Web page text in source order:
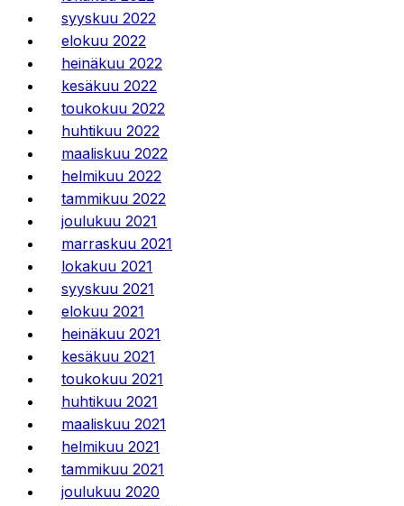
syyskuu 2022
elokuu 2022
heinäkuu 2022
kesäkuu 2022
toukokuu 2022
huhtikuu 2022
maaliskuu 2022
helmikuu 2022
tammikuu 2022
joulukuu 2021
marraskuu 2021
lokakuu 2021
syyskuu 2021
elokuu 2021
heinäkuu 2021
kesäkuu 2021
toukokuu 2021
huhtikuu 2021
maaliskuu 2021
helmikuu 2021
tammikuu 2021
joulukuu 2020